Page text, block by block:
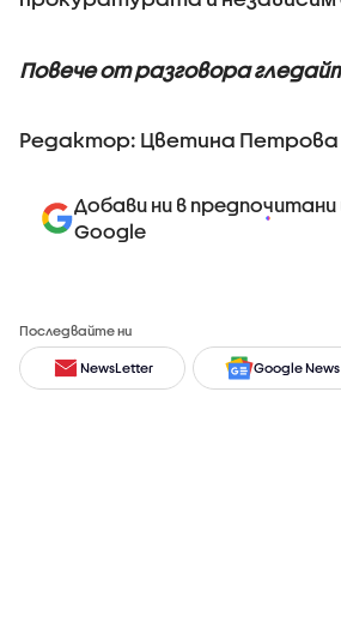
Повече от разговора
Редактор: Цветина Петрова
Добави ни в предпочитани
Google
Последвайте ни
NewsLetter Google News